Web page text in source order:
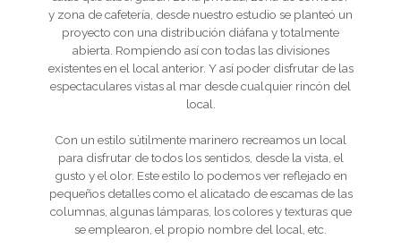
y zona de cafetería, desde nuestro estudio se planteó un
proyecto con una distribución diáfana y totalmente
abierta. Rompiendo así con todas las divisiones
existentes en el local anterior. Y así poder disfrutar de las
espectaculares vistas al mar desde cualquier rincón del
local.
Con un estilo sútilmente marinero recreamos un local
para disfrutar de todos los sentidos, desde la vista, el
gusto y el olor. Este estilo lo podemos ver reflejado en
pequeños detalles como el alicatado de escamas de las
columnas, algunas lámparas, los colores y texturas que
se emplearon, el propio nombre del local, etc.